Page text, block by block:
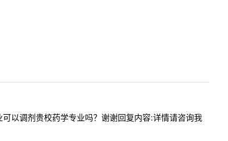
以调剂贵校药学专业吗？谢谢回复内容:详情请咨询我